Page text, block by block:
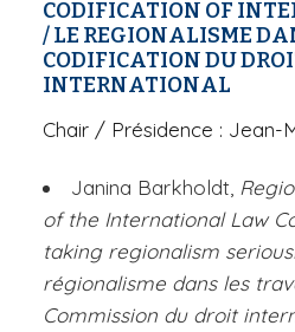
CODIFICATION OF
/ LE REGIONALISME
CODIFICATION DU
INTERNATIONAL
Chair / Présidence : Jean-
Janina Barkholdt,
of the International Law
taking regionalism
régionalisme dans les
Commission du droit